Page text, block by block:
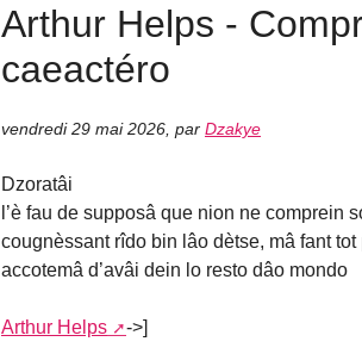
Arthur Helps -
caeactéro
vendredi 29 mai 2026 par Dzakye
Dzoratâi
l’è fau de supposâ que nion ne comprein
cougnèssant rîdo bin lâo dètse, mâ fant
accotemâ d’avâi dein lo resto dâo mondo
Arthur Helps ->]